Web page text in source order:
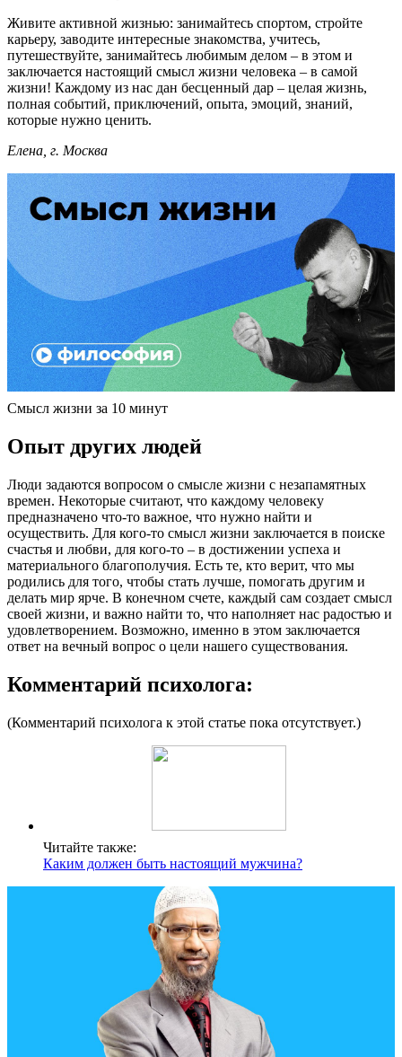
Живите активной жизнью: занимайтесь спортом, стройте
карьеру, заводите интересные знакомства, учитесь,
путешествуйте, занимайтесь любимым делом – в этом и
заключается настоящий смысл жизни человека – в самой
жизни! Каждому из нас дан бесценный дар – целая жизнь,
полная событий, приключений, опыта, эмоций, знаний,
которые нужно ценить.
Елена, г. Москва
Смысл жизни за 10 минут
Опыт других людей
Люди задаются вопросом о смысле жизни с незапамятных
времен. Некоторые считают, что каждому человеку
предназначено что-то важное, что нужно найти и
осуществить. Для кого-то смысл жизни заключается в поиске
счастья и любви, для кого-то – в достижении успеха и
материального благополучия. Есть те, кто верит, что мы
родились для того, чтобы стать лучше, помогать другим и
делать мир ярче. В конечном счете, каждый сам создает смысл
своей жизни, и важно найти то, что наполняет нас радостью и
удовлетворением. Возможно, именно в этом заключается
ответ на вечный вопрос о цели нашего существования.
Комментарий психолога:
(Комментарий психолога к этой статье пока отсутствует.)
Читайте также:
Каким должен быть настоящий мужчина?